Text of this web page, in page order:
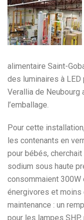
alimentaire Saint-
des luminaires à LED
Verallia de Neubourg
l’emballage.
Pour cette
les contenants en
pour bébés,
sodium sous haute
consommaient 300W
énergivores et moins
maintenance : un
pour les lampes